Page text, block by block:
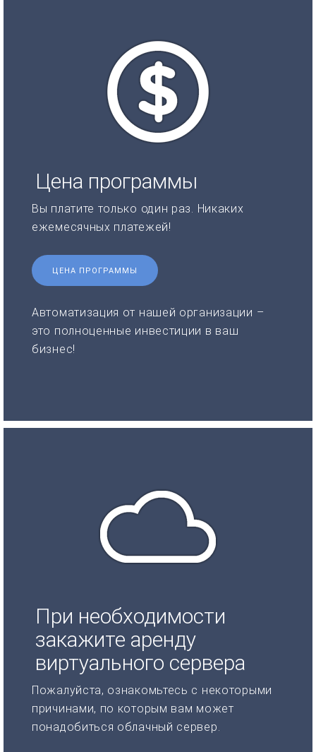
Цена программы
Вы платите только один раз. Никаких
ежемесячных платежей!
ЦЕНА ПРОГРАММЫ
Автоматизация от нашей организации –
это полноценные инвестиции в ваш
бизнес!
При необходимости
закажите аренду
виртуального сервера
Пожалуйста, ознакомьтесь с некоторыми
причинами, по которым вам может
понадобиться облачный сервер.